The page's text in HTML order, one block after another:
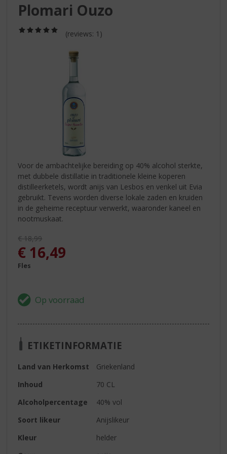
Plomari Ouzo
/
(reviews: 1)
Voor de ambachtelijke bereiding op 40% alcohol sterkte,
met dubbele distillatie in traditionele kleine koperen
distilleerketels, wordt anijs van Lesbos en venkel uit Evia
gebruikt. Tevens worden diverse lokale zaden en kruiden
in de geheime receptuur verwerkt, waaronder kaneel en
nootmuskaat.
Originele prijs was:
€18,99
, Huidige prijs is:
€ 16,49
Fles
ETIKETINFORMATIE
Land van Herkomst
Griekenland
Inhoud
70 CL
Alcoholpercentage
40% vol
Soort likeur
Anijslikeur
Kleur
helder